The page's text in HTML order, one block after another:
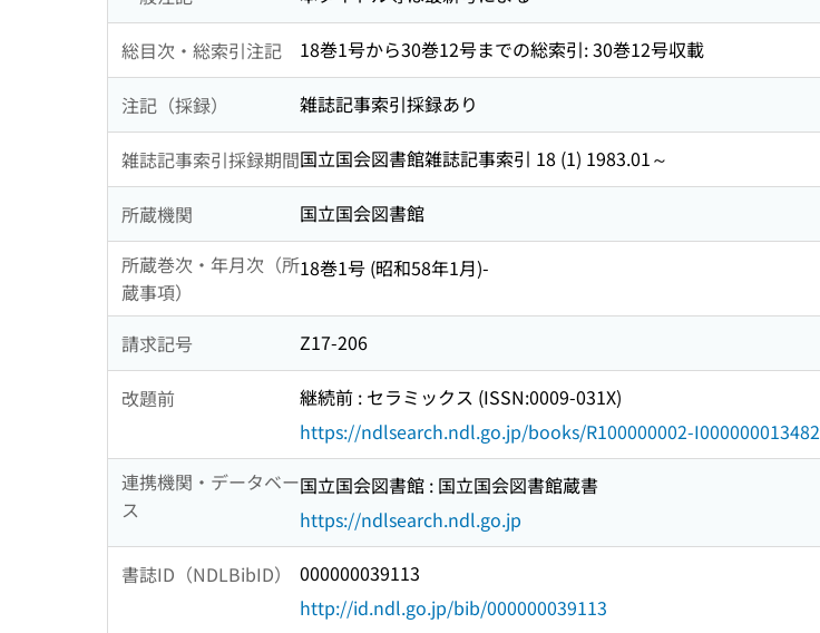
総目次・総索引注記 18巻1号から30巻12号までの総索引: 30巻12号収載
注記（採録） 雑誌記事索引採録あり
雑誌記事索引採録期間国立国会図書館雑誌記事索引 18 (1) 1983.01～
所蔵機関
国立国会図書館
所蔵巻次・年月次（所
蔵事項）
18巻1号 (昭和58年1月)-
請求記号 Z17-206
改題前
継続前 : セラミックス (ISSN:0009-031X)
https://ndlsearch.ndl.go.jp/books/R100000002-I000000013482
連携機関・データベー
ス
国立国会図書館 : 国立国会図書館蔵書
https://ndlsearch.ndl.go.jp
書誌ID（NDLBibID）
000000039113
http://id.ndl.go.jp/bib/000000039113